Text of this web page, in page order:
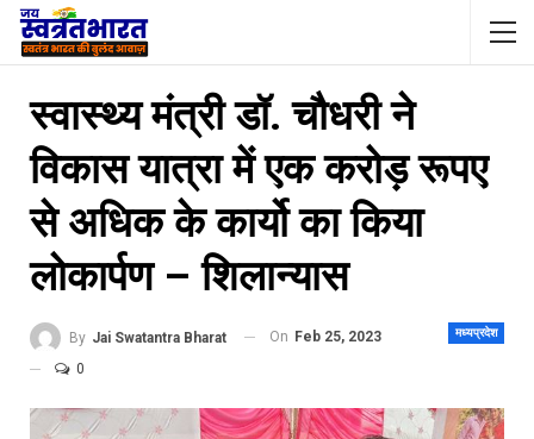
स्वास्थ्य मंत्री डॉ. चौधरी ने
विकास यात्रा में एक करोड़ रूपए
से अधिक के कार्यो का किया
लोकार्पण – शिलान्यास
मध्यप्रदेश
By Jai Swatantra Bharat On Feb 25, 2023
0